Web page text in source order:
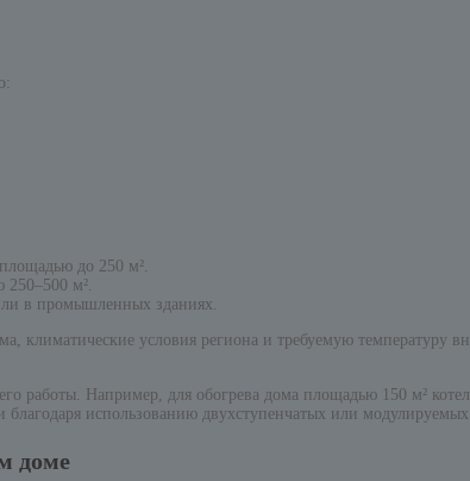
до 250 м².
250–500 м².
в промышленных зданиях.
климатические условия региона и требуемую температуру
работы. Например, для обогрева дома площадью 150 м²
использованию двухступенчатых или модулируемых
доме